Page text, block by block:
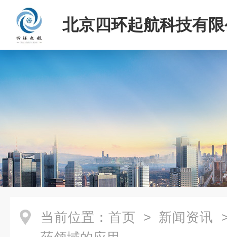
北京四环起航科技有
当前位置： 首页 > 新闻资讯